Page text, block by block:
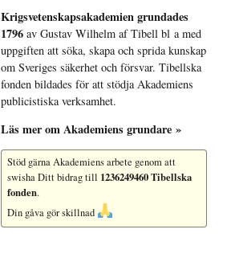
Krigsvetenskap­sakademien grundades
1796 av Gustav Wilhelm af Tibell bl a med
uppgiften att söka, skapa och sprida kunskap
om Sveriges säkerhet och försvar. Tibellska
fonden bildades för att stödja Akademiens
publicistiska verksamhet.
Läs mer om Akademiens grundare »
Stöd gärna Akademiens arbete genom att
swisha Ditt bidrag till 1236249460 Tibellska
fonden.
Din gåva gör skillnad